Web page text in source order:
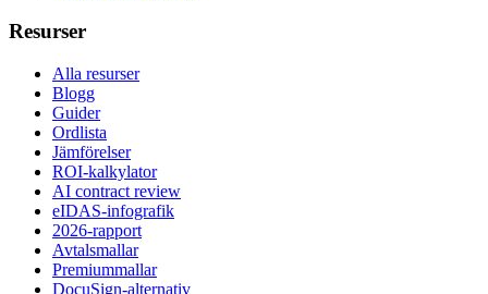
Resurser
Alla resurser
Blogg
Guider
Ordlista
Jämförelser
ROI-kalkylator
AI contract review
eIDAS-infografik
2026-rapport
Avtalsmallar
Premiummallar
DocuSign-alternativ